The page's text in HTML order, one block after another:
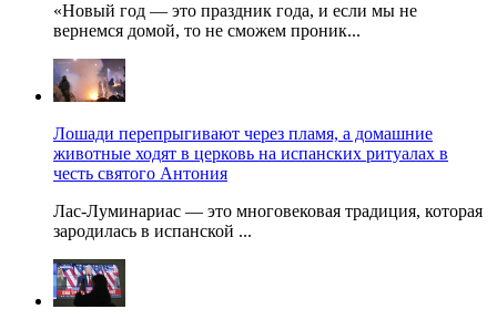
«Новый год — это праздник года, и если мы не
вернемся домой, то не сможем проник...
Лошади перепрыгивают через пламя, а домашние
животные ходят в церковь на испанских ритуалах в
честь святого Антония
Лас-Луминариас — это многовековая традиция, которая
зародилась в испанской ...